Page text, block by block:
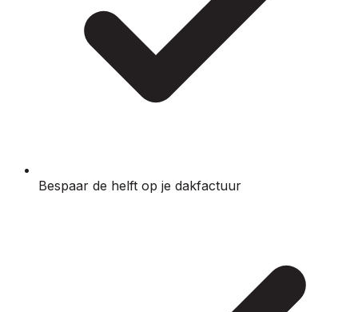
Bespaar de helft op je dakfactuur